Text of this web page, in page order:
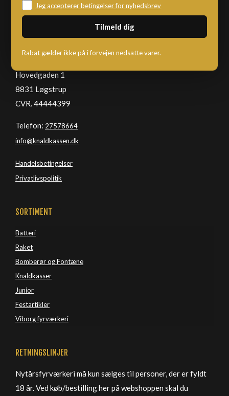
KNALDKASSEN
Hovedgaden 1
8831 Løgstrup
CVR. 44444399
Telefon: 27578664
info@knaldkassen.dk
Handelsbetingelser
Privatlivspolitik
SORTIMENT
Batteri
Raket
Bomberør og Fontæne
Knaldkasser
Junior
Festartikler
Viborg fyrværkeri
RETNINGSLINJER
Nytårsfyrværkeri må kun sælges til personer, der er fyldt
18 år. Ved køb/bestilling her på webshoppen skal du
Jeg accepterer betingelser for nyhedsbrev
Rabat gælder ikke på i forvejen nedsatte varer.